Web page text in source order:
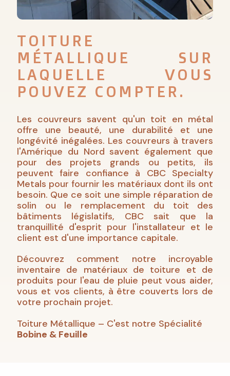
TOITURE
MÉTALLIQUE SUR
LAQUELLE VOUS
POUVEZ COMPTER.
Les couvreurs savent qu'un toit en métal
offre une beauté, une durabilité et une
longévité inégalées. Les couvreurs à travers
l'Amérique du Nord savent également que
pour des projets grands ou petits, ils
peuvent faire confiance à CBC Specialty
Metals pour fournir les matériaux dont ils ont
besoin. Que ce soit une simple réparation de
solin ou le remplacement du toit des
bâtiments législatifs, CBC sait que la
tranquillité d'esprit pour l'installateur et le
client est d'une importance capitale.
Découvrez comment notre incroyable
inventaire de matériaux de toiture et de
produits pour l'eau de pluie peut vous aider,
vous et vos clients, à être couverts lors de
votre prochain projet.
Toiture Métallique – C'est notre Spécialité
Bobine & Feuille